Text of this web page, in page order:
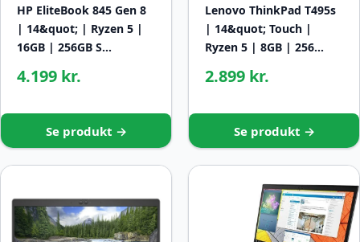
HP EliteBook 845 Gen 8
| 14&quot; | Ryzen 5 |
16GB | 256GB S…
4.199 kr.
Se produkt →
Lenovo ThinkPad T495s
| 14&quot; Touch |
Ryzen 5 | 8GB | 256…
2.899 kr.
Se produkt →